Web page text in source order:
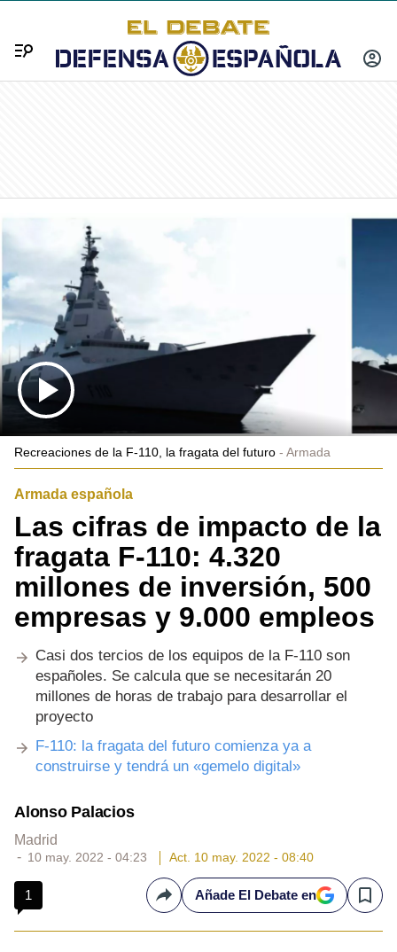
INICIAR
Menú
Recreaciones de la F-110, la fragata del futuro Armada
Armada española
Las cifras de impacto de la
fragata F-110: 4.320
millones de inversión, 500
empresas y 9.000 empleos
Casi dos tercios de los equipos de la F-110 son
españoles. Se calcula que se necesitarán 20
millones de horas de trabajo para desarrollar el
proyecto
F-110: la fragata del futuro comienza ya a
construirse y tendrá un «gemelo digital»
Alonso Palacios
Madrid
10 may. 2022 - 04:23 Act. 10 may. 2022 - 08:40
1 CompartirAñade El Debate en Save